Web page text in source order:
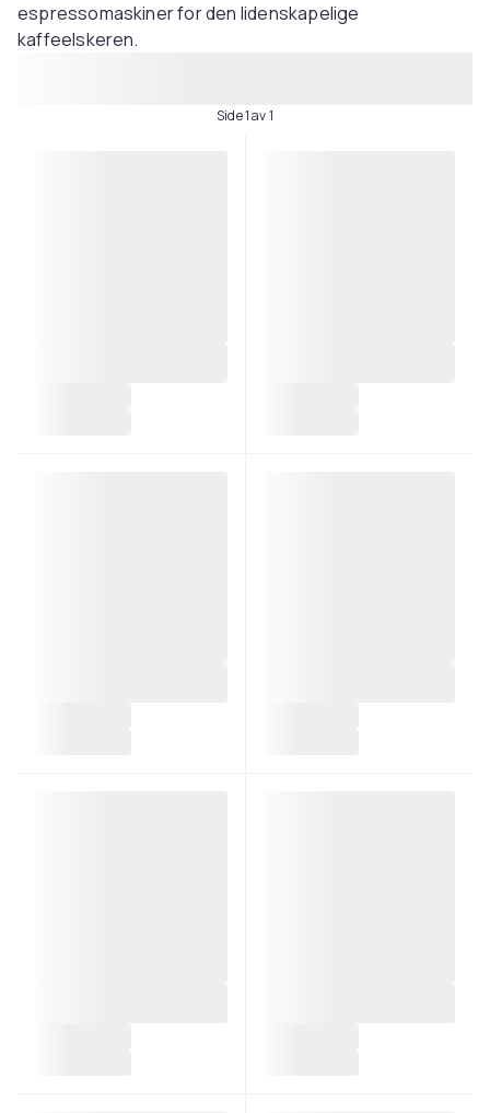
espressomaskiner for den lidenskapelige
kaffeelskeren.
Side 1 av 1